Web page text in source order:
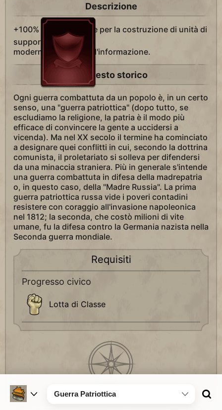
Descrizione
+100%
Produzione per la costruzione di unità di
supporto di epoca
moderna/atomica/dell'informazione.
Contesto storico
Ogni guerra combattuta da un popolo è, in un certo
senso, una "guerra patriottica" (dopo tutto, se
escludiamo la religione, la patria è il modo più
efficace di convincere la gente a uccidersi a
vicenda). Ma nel XX secolo il termine ha cominciato
a designare quei conflitti in cui, secondo la dottrina
comunista, il proletariato si solleva per difendersi
da una minaccia straniera. Più in generale s'intende
una guerra combattuta in difesa della madrepatria
o, in questo caso, della "Madre Russia". La prima
guerra patriottica russa vide i poveri contadini
resistere con coraggio all'invasione napoleonica
nel 1812; la seconda, che costò milioni di vite
umane, fu la difesa contro la Germania nazista nella
Seconda guerra mondiale.
Requisiti
Progresso civico
Lotta di Classe
Guerra Patriottica